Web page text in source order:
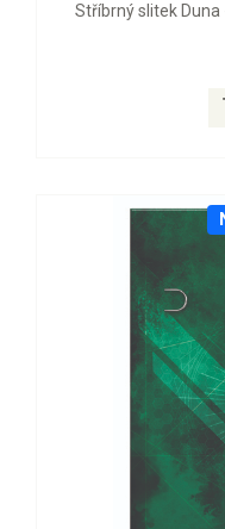
Stříbrný slitek